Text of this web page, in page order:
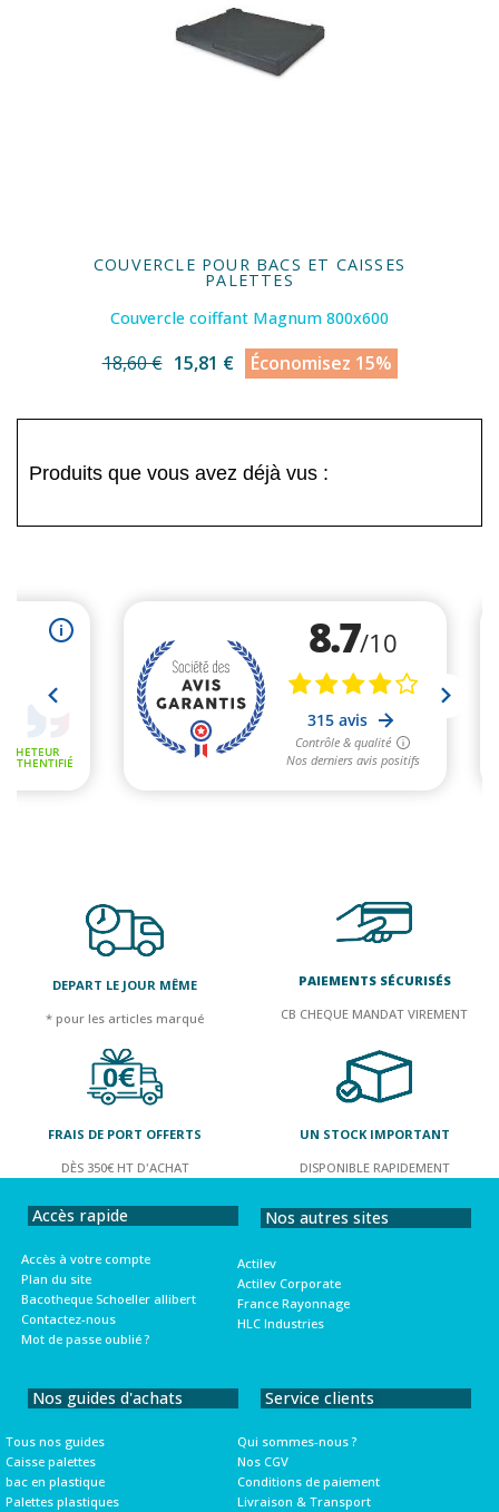
COUVERCLE POUR BACS ET CAISSES
PALETTES
Couvercle coiffant Magnum 800x600
18,60 € 15,81 € Économisez 15%
Produits que vous avez déjà vus :
DEPART LE JOUR MÊME
* pour les articles marqué
PAIEMENTS SÉCURISÉS
CB CHEQUE MANDAT VIREMENT
FRAIS DE PORT OFFERTS
DÈS 350€ HT D'ACHAT
UN STOCK IMPORTANT
DISPONIBLE RAPIDEMENT
Accès rapide
Accès à votre compte
Plan du site
Bacotheque Schoeller allibert
Contactez-nous
Mot de passe oublié ?
Nos autres sites
Actilev
Actilev Corporate
France Rayonnage
HLC Industries
Nos guides d'achats
Tous nos guides
Caisse palettes
bac en plastique
Palettes plastiques
Service clients
Qui sommes-nous ?
Nos CGV
Conditions de paiement
Livraison & Transport